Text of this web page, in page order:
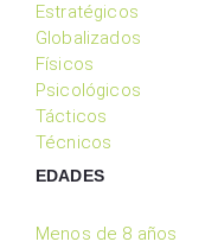
Estratégicos
Globalizados
Físicos
Psicológicos
Tácticos
Técnicos
EDADES
Menos de 8 años